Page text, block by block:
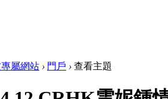
專屬網站 › 門戶 › 查看主題